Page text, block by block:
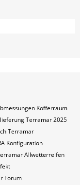
Kofferraum
Terramar 2025
Terramar
Konfiguration
Allwetterreifen
Forum